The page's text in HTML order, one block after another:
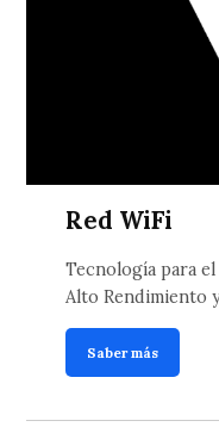
Red WiFi
Tecnología para
Alto Rendimiento
Saber más